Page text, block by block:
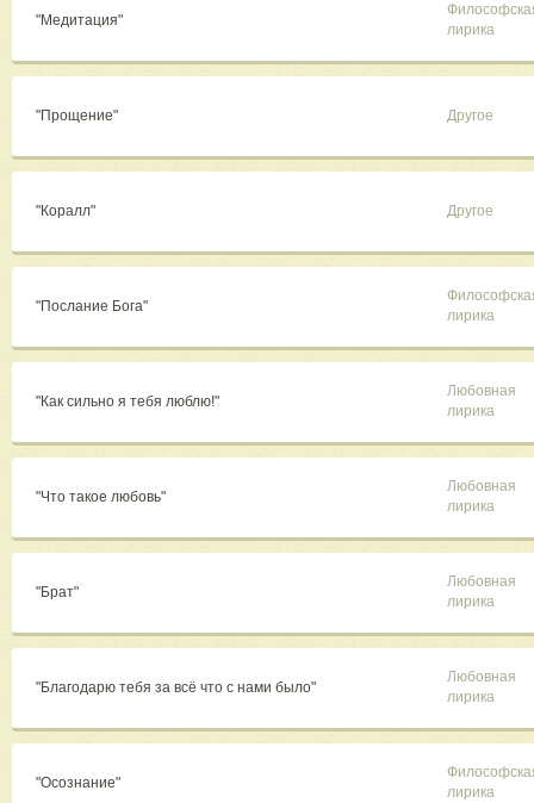
"Медитация"
лирика
"Прощение" Другое
"Коралл" Другое
"Послание Бога"
лирика
"Как сильно я тебя люблю!"
Любовная
лирика
"Что такое любовь"
Любовная
лирика
"Брат"
Любовная
лирика
"Благодарю тебя за всё что с нами было"
Любовная
лирика
"Осознание"
лирика